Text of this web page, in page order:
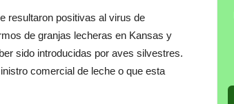
resultaron positivas al virus de
de granjas lecheras en Kansas y
sido introducidas por aves silvestres.
comercial de leche o que esta